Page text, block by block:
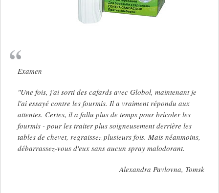
Examen
"Une fois, j'ai sorti des cafards avec Globol, maintenant je
l'ai essayé contre les fourmis. Il a vraiment répondu aux
attentes. Certes, il a fallu plus de temps pour bricoler les
fourmis - pour les traiter plus soigneusement derrière les
tables de chevet, regraissez plusieurs fois. Mais néanmoins,
débarrassez-vous d'eux sans aucun spray malodorant.
Alexandra Pavlovna, Tomsk